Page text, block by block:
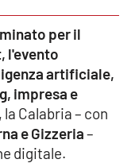
per il
l'evento
artificiale,
impresa e
la Calabria – con
e Gizzeria–
digitale.